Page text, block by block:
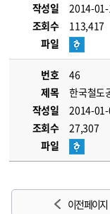
작성일
2014-
조회수
113,417
파일
번호
46
제목
한국철도
작성일
2014-
조회수
27,307
파일
이전 페이지